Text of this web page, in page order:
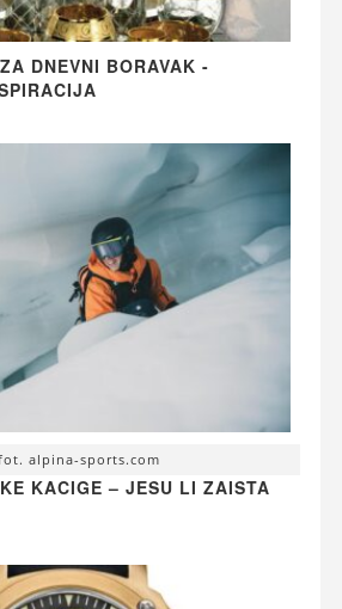
DNEVNI BORAVAK -
alpina-sports.com
KACIGE – JESU LI ZAISTA